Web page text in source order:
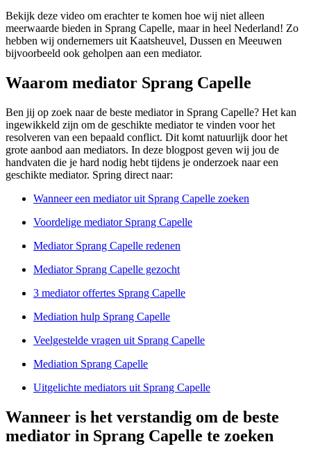
Bekijk deze video om erachter te komen hoe wij niet alleen
meerwaarde bieden in Sprang Capelle, maar in heel Nederland! Zo
hebben wij ondernemers uit Kaatsheuvel, Dussen en Meeuwen
bijvoorbeeld ook geholpen aan een mediator.
Waarom mediator Sprang Capelle
Ben jij op zoek naar de beste mediator in Sprang Capelle? Het kan
ingewikkeld zijn om de geschikte mediator te vinden voor het
resolveren van een bepaald conflict. Dit komt natuurlijk door het
grote aanbod aan mediators. In deze blogpost geven wij jou de
handvaten die je hard nodig hebt tijdens je onderzoek naar een
geschikte mediator. Spring direct naar:
Wanneer een mediator uit Sprang Capelle zoeken
Voordelige mediator Sprang Capelle
Mediator Sprang Capelle redenen
Mediator Sprang Capelle gezocht
3 mediator offertes Sprang Capelle
Mediation hulp Sprang Capelle
Veelgestelde vragen uit Sprang Capelle
Mediation Sprang Capelle
Uitgelichte mediators uit Sprang Capelle
Wanneer is het verstandig om de beste
mediator in Sprang Capelle te zoeken